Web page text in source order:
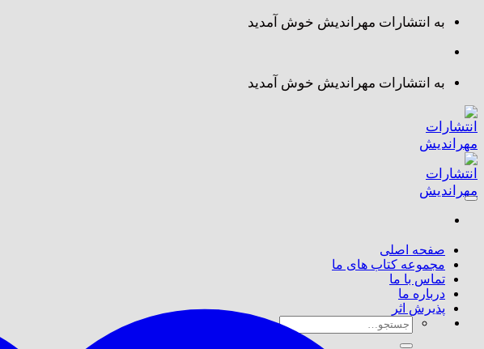
Skip
content
به انتشارات مهراندیش خوش آمدید
به انتشارات مهراندیش خوش آمدید
صفحه اصلی
مجموعه کتاب های ما
تماس با ما
درباره ما
پذیرش اثر
جستجو
برای: